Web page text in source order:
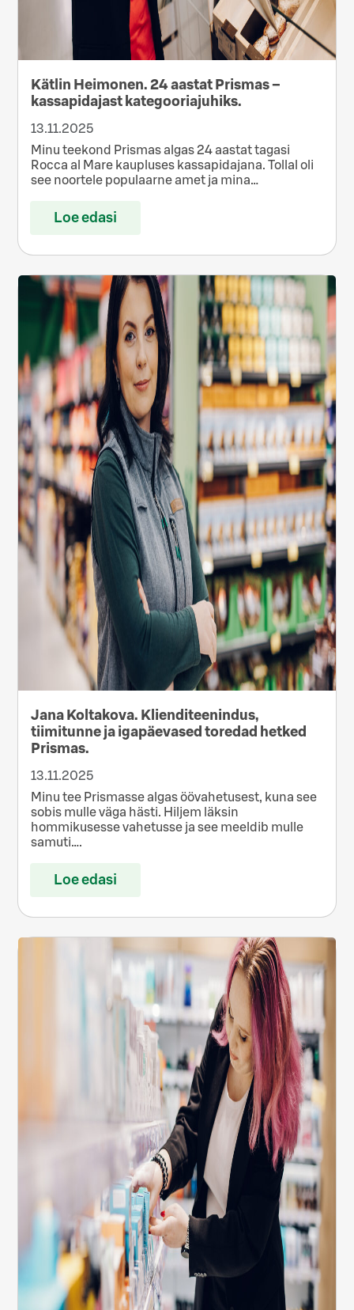
Kätlin Heimonen. 24 aastat Prismas –
kassapidajast kategooriajuhiks.
13.11.2025
Minu teekond Prismas algas 24 aastat tagasi
Rocca al Mare kaupluses kassapidajana. Tollal oli
see noortele populaarne amet ja mina…
Loe edasi
Jana Koltakova. Klienditeenindus,
tiimitunne ja igapäevased toredad hetked
Prismas.
13.11.2025
Minu tee Prismasse algas öövahetusest, kuna see
sobis mulle väga hästi. Hiljem läksin
hommikusesse vahetusse ja see meeldib mulle
samuti….
Loe edasi